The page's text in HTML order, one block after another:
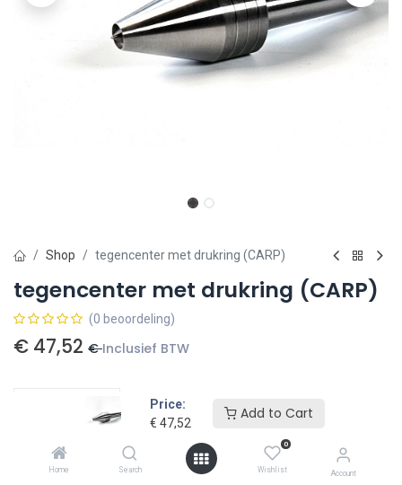
Price:
€ 47,52
Add to Cart
Home Search
0
Wishlist Account
Shop tegencenter met drukring (CARP)
tegencenter met drukring (CARP)
(0 beoordeling)
€ 47,52 € Inclusief BTW
Toevoegen aan winkelmandje